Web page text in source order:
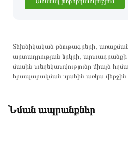
Տեխնիկական բնութագրերի,
արտադրության երկրի, արտադրանքի
մասին տեղեկատվությունը միայն
հրապարակման պահին առկա վերջին
Նման ապրանքներ